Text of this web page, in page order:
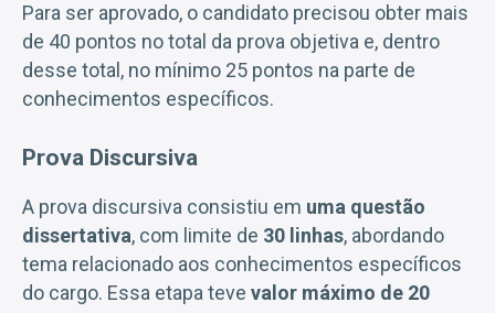
Para ser aprovado, o candidato precisou obter mais
de 40 pontos no total da prova objetiva e, dentro
desse total, no mínimo 25 pontos na parte de
conhecimentos específicos.
Prova Discursiva
A prova discursiva consistiu em uma questão
dissertativa, com limite de 30 linhas, abordando
tema relacionado aos conhecimentos específicos
do cargo. Essa etapa teve valor máximo de 20